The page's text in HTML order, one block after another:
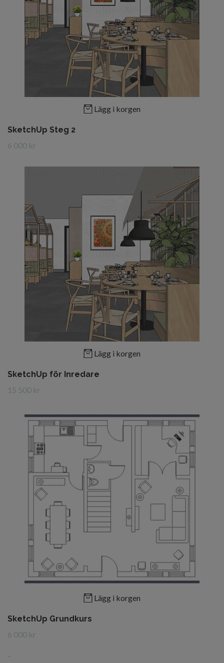
Lägg i korgen
SketchUp Steg 2
6 000 kr
Lägg i korgen
SketchUp för Inredare
15 500 kr
Lägg i korgen
SketchUp Grundkurs
6 000 kr